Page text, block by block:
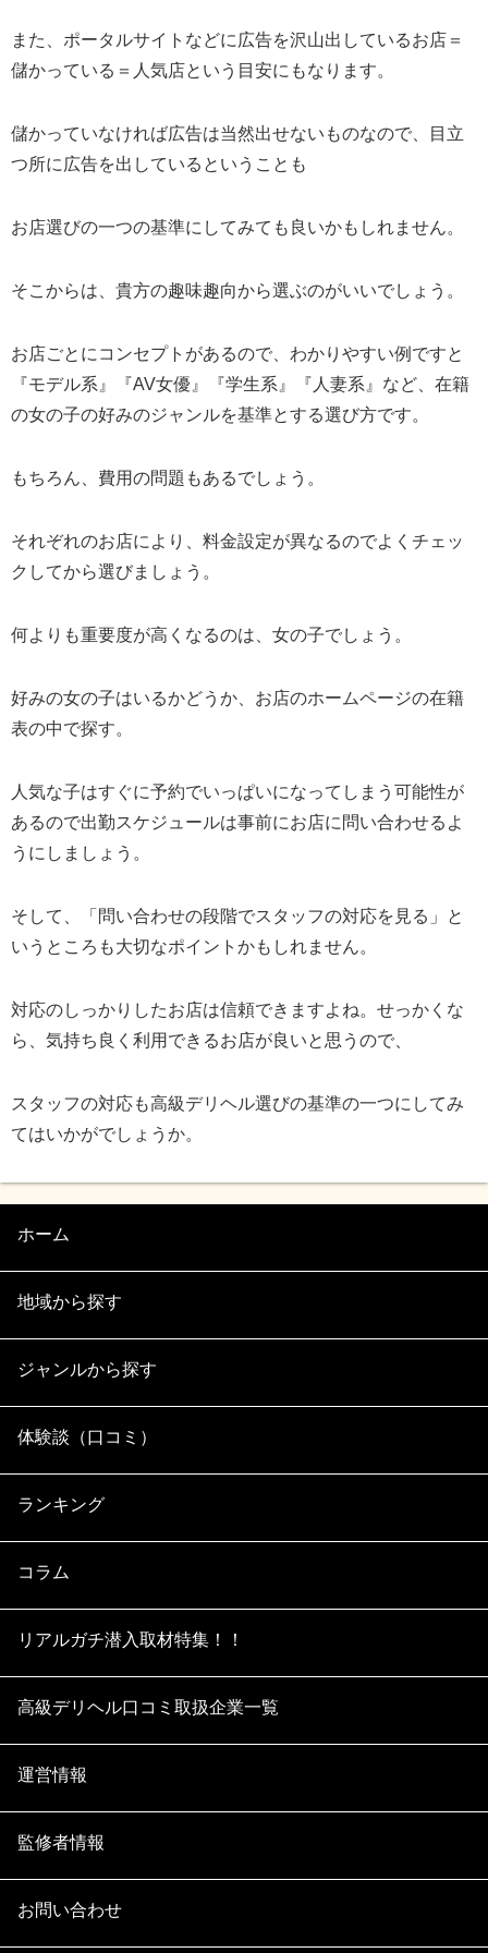
また、ポータルサイトなどに広告を沢山出しているお店＝
儲かっている＝人気店という目安にもなります。
儲かっていなければ広告は当然出せないものなので、目立
つ所に広告を出しているということも
お店選びの一つの基準にしてみても良いかもしれません。
そこからは、貴方の趣味趣向から選ぶのがいいでしょう。
お店ごとにコンセプトがあるので、わかりやすい例ですと
『モデル系』『AV女優』『学生系』『人妻系』など、在籍
の女の子の好みのジャンルを基準とする選び方です。
もちろん、費用の問題もあるでしょう。
それぞれのお店により、料金設定が異なるのでよくチェッ
クしてから選びましょう。
何よりも重要度が高くなるのは、女の子でしょう。
好みの女の子はいるかどうか、お店のホームページの在籍
表の中で探す。
人気な子はすぐに予約でいっぱいになってしまう可能性が
あるので出勤スケジュールは事前にお店に問い合わせるよ
うにしましょう。
そして、「問い合わせの段階でスタッフの対応を見る」と
いうところも大切なポイントかもしれません。
対応のしっかりしたお店は信頼できますよね。せっかくな
ら、気持ち良く利用できるお店が良いと思うので、
スタッフの対応も高級デリヘル選びの基準の一つにしてみ
てはいかがでしょうか。
ホーム
地域から探す
ジャンルから探す
体験談（口コミ）
ランキング
コラム
リアルガチ潜入取材特集！！
高級デリヘル口コミ取扱企業一覧
運営情報
監修者情報
お問い合わせ